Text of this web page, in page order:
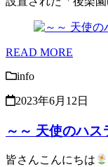
READ MORE
info
2023年6月12日
～～ 天使のハス
皆さんこんにちは